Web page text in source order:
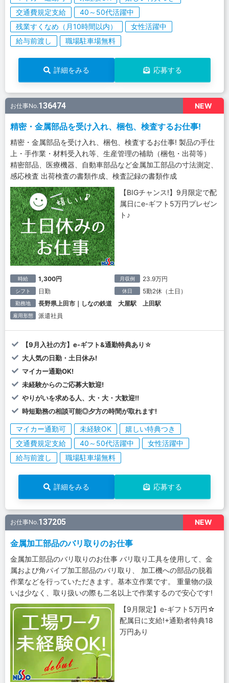
交通費規定支給
40～50代活躍中
残業すくなめ（月10時間以内）
女性活躍中
給与前渡し
職場駐車場無料
詳細をみる 応募する
NEW
お仕事No.136474
精密・金属部品を受け入れ、梱包、検査するお仕事!
精密・金属部品を受け入れ、梱包、検査するお仕事! 製品の手仕
上・手作業・材料受入れ等、生産管理の補助（梱包・出荷等）
精密部品、医療機器、自動車部品など金属加工部品の寸法測定、
感応検査 出荷検査の書類作成、検査記録の書類作成
【BIGチャンス!】9月限定で配
属日にe-ギフト5万円プレゼン
ト♪
時給 1,300円 月収例 23.9万円
シフト 日勤 休日 5勤2休（土日）
勤務地 長野県上田市｜しなの鉄道 大屋駅 上田駅
雇用形態 派遣社員
【9月入社の方】e-ギフト&通勤特典あり☆
大人気の日勤・土日休み!
マイカー通勤OK!
未経験からのご応募大歓迎!
やりがいを求める人、大・大・大歓迎!!
時短勤務の相談可能◎夕方の時間が取れます!
マイカー通勤可 未経験OK
嬉しい特典つき
交通費規定支給
40～50代活躍中
女性活躍中
給与前渡し
職場駐車場無料
詳細をみる 応募する
NEW
お仕事No.137205
金属加工部品のバリ取りのお仕事
金属加工部品のバリ取りのお仕事 バリ取り工具を使用して、金
属および角パイプ加工部品のバリ取り、 加工機への部品の脱着
作業などを行っていただきます。基本立作業です。 重量物の扱
いは少なく、取り扱いの際も二名以上で作業するので安心です!
【9月限定】e-ギフト5万円☆
配属日に支給!+通勤者特典18
万円あり